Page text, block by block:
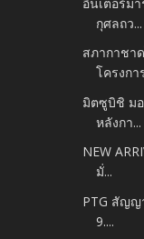
กุศลถว...
สภากาชา
โครงกา
มิตซูบิชิ มอ
หลังกา...
NEW
มั่...
PTG สัญญ
9....